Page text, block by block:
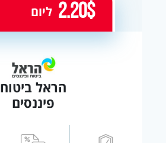
הראל ביטוח
פיננסים
2.20$ ליום